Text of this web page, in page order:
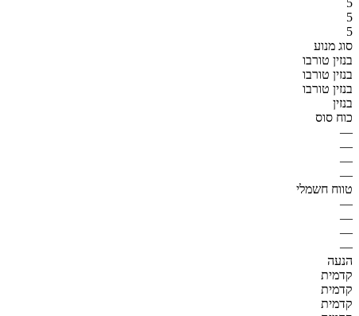
5
5
סוג מנוע
בנזין טורבו
בנזין טורבו
בנזין טורבו
בנזין
כוח סוס
—
—
—
—
טווח חשמלי
—
—
—
—
הנעה
קדמית
קדמית
קדמית